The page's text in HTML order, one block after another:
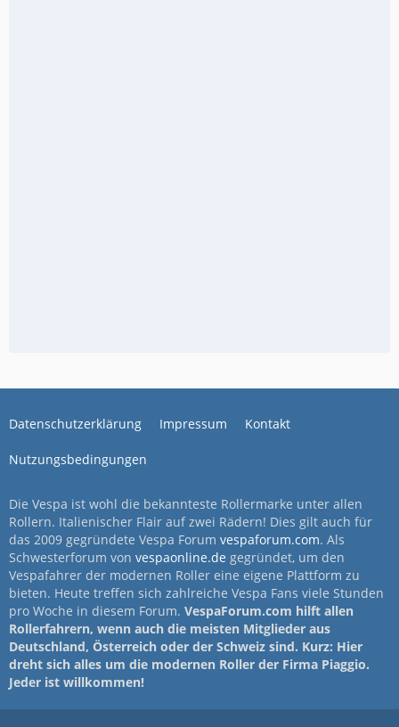
Datenschutzerklärung Impressum Kontakt
Nutzungsbedingungen
Die Vespa ist wohl die bekannteste Rollermarke unter allen
Rollern. Italienischer Flair auf zwei Rädern! Dies gilt auch für
das 2009 gegründete Vespa Forum vespaforum.com. Als
Schwesterforum von vespaonline.de gegründet, um den
Vespafahrer der modernen Roller eine eigene Plattform zu
bieten. Heute treffen sich zahlreiche Vespa Fans viele Stunden
pro Woche in diesem Forum. VespaForum.com hilft allen
Rollerfahrern, wenn auch die meisten Mitglieder aus
Deutschland, Österreich oder der Schweiz sind. Kurz: Hier
dreht sich alles um die modernen Roller der Firma Piaggio.
Jeder ist willkommen!